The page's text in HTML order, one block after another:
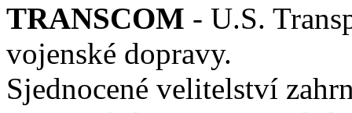
TRANSCOM - U.S.
vojenské dopravy.
Sjednocené velitelství